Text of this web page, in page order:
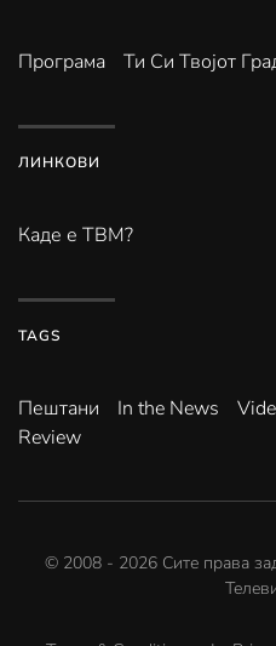
Програма Ти Си Твојот
ЛИНКОВИ
Каде е ТВМ?
TAGS
Пештани In the News
Review
© 2008 - 2026 Сите права